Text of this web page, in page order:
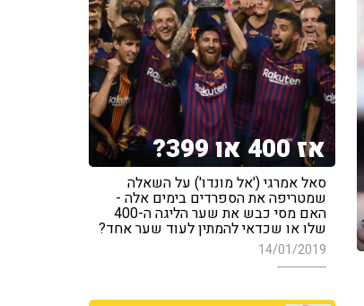
אז 400 או 399?
סאל אמרגי ('אל מונדו') על השאלה
שמטריפה את הספרדים בימים אלה -
האם מסי כבש את שער הליגה ה-400
שלו או שכדאי להמתין לעוד שער אחד?
14/01/2019